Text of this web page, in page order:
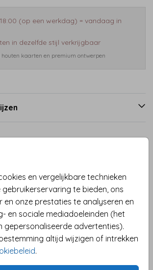
en vergelijkbare technieken
te bieden, ons
en onze prestaties te analyseren en
en sociale mediadoeleinden (het
gepersonaliseerde advertenties).
altijd wijzigen of intrekken
.
(op een werkdag) = vandaag in
in dezelfde stijl verkrijgbaar
houten kaarten en premium ontwerpen
onze zakelijke uitnodiging voor de
uitnodiging heeft een unieke
hoeken en een stoere, moderne
blauwe tinten, afgewerkt met
bedrukking. Perfect om een
feestelijke sfeer te creëren. Pas de
aan met jouw bedrijfsnaam en